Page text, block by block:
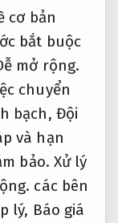
cơ bản
bắt buộc
mở rộng.
chuyển
bạch, Đội
và hạn
bảo. Xử lý
các bên
lý, Báo giá